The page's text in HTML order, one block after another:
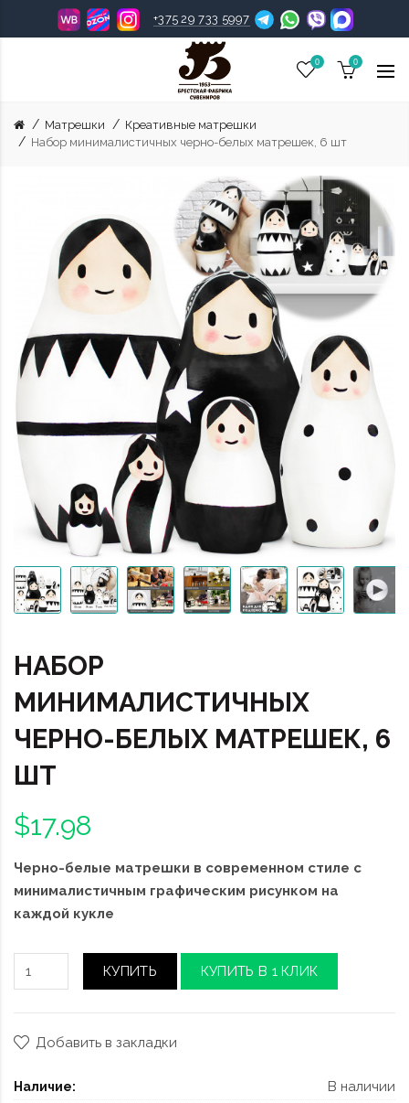
+375 29 733 5997
0 0
Матрешки
Креативные матрешки
Набор минималистичных черно-белых матрешек, 6 шт
НАБОР
МИНИМАЛИСТИЧНЫХ
ЧЕРНО-БЕЛЫХ МАТРЕШЕК, 6
ШТ
$17.98
Черно-белые матрешки в современном стиле с
минималистичным графическим рисунком на
каждой кукле
КУПИТЬ КУПИТЬ В 1 КЛИК
Добавить в закладки
Наличие: В наличии